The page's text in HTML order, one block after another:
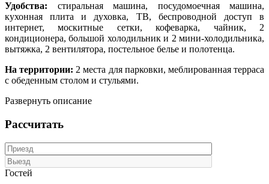
Удобства: стиральная машина, посудомоечная машина,
кухонная плита и духовка, ТВ, беспроводной доступ в
интернет, москитные сетки, кофеварка, чайник, 2
кондиционера, большой холодильник и 2 мини-холодильника,
вытяжка, 2 вентилятора, постельное белье и полотенца.
На территории: 2 места для парковки, меблированная терраса
с обеденным столом и стульями.
Развернуть описание
Рассчитать
Гостей